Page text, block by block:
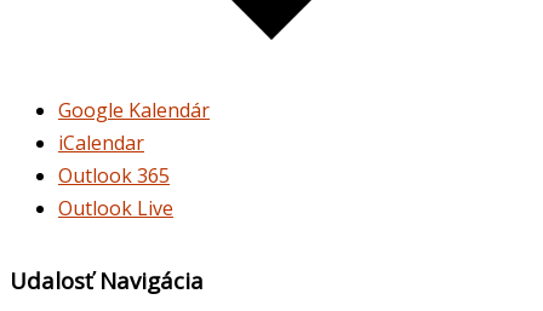
Google Kalendár
iCalendar
Outlook 365
Outlook Live
Udalosť Navigácia